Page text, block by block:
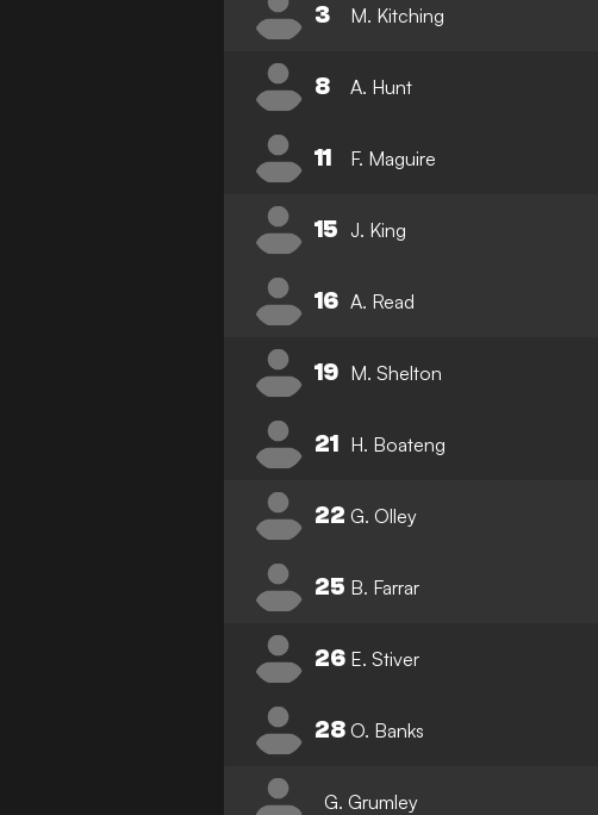
3 M. Kitching
8 A. Hunt
11 F. Maguire
15 J. King
16 A. Read
19 M. Shelton
21 H. Boateng
22 G. Olley
25 B. Farrar
26 E. Stiver
28 O. Banks
G. Grumley